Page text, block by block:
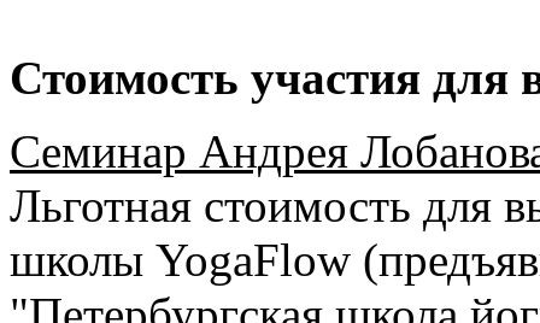
Стоимость участия для
Семинар Андрея
Льготная стоимость для
школы YogaFlow